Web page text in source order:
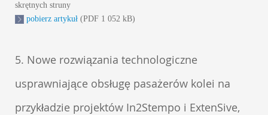
skrętnych struny
pobierz artykuł (PDF 1 052 kB)
5. Nowe rozwiązania technologiczne
usprawniające obsługę pasażerów kolei na
przykładzie projektów In2Stempo i ExtenSive,